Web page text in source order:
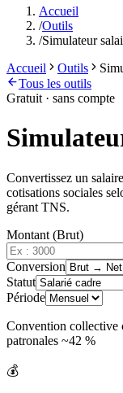
Accueil
/Outils
/Simulateur
Accueil
Outils
Tous les outils
Gratuit · sans compte
Convertissez un
cotisations sociales
gérant TNS.
Montant (Brut)
Conversion
Statut
Période
Convention collective
patronales ~42 %
💰